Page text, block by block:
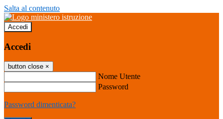
Salta al contenuto
Accedi
Accedi
button close ×
Nome Utente
Password
Password dimenticata?